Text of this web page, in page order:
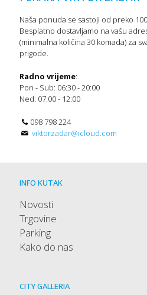
Naša ponuda se sastoji od preko
Besplatno dostavljamo na vašu
(minimalna količina 30 komada) za
prigode.
Radno vrijeme:
Pon - Sub: 06:30 - 20:00
Ned: 07:00 - 12:00
098 798 224
viktorzadar@icloud.com
INFO KUTAK
Novosti
Trgovine
Parking
Kako do nas
CITY GALLERIA